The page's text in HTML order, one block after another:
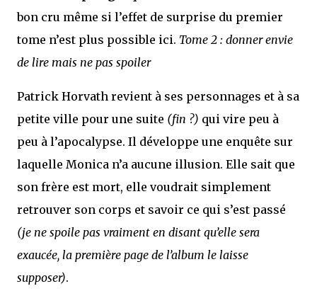
bon cru même si l’effet de surprise du premier
tome n’est plus possible ici. Tome 2 : donner envie
de lire mais ne pas spoiler
Patrick Horvath revient à ses personnages et à sa
petite ville pour une suite (fin ?) qui vire peu à
peu à l’apocalypse. Il développe une enquête sur
laquelle Monica n’a aucune illusion. Elle sait que
son frère est mort, elle voudrait simplement
retrouver son corps et savoir ce qui s’est passé
(je ne spoile pas vraiment en disant qu’elle sera
exaucée, la première page de l’album le laisse
supposer).